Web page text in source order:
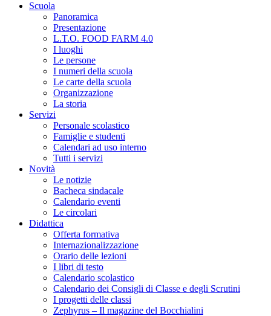
Scuola
Panoramica
Presentazione
L.T.O. FOOD FARM 4.0
I luoghi
Le persone
I numeri della scuola
Le carte della scuola
Organizzazione
La storia
Servizi
Personale scolastico
Famiglie e studenti
Calendari ad uso interno
Tutti i servizi
Novità
Le notizie
Bacheca sindacale
Calendario eventi
Le circolari
Didattica
Offerta formativa
Internazionalizzazione
Orario delle lezioni
I libri di testo
Calendario scolastico
Calendario dei Consigli di Classe e degli Scrutini
I progetti delle classi
Zephyrus – Il magazine del Bocchialini